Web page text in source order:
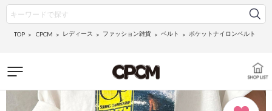
TOP CPCM レディース ファッション雑貨 ベルト ポケットナイロンベルト